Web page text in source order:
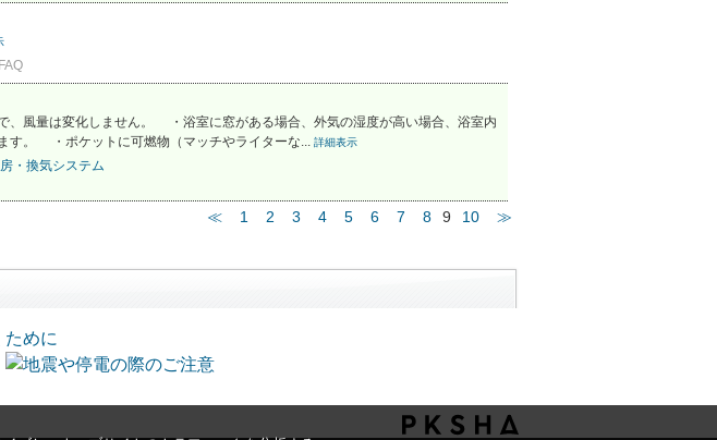
ん。 ・浴室に窓がある場合、外気の湿度が高い場合、浴室内
。 ・ポケットに可燃物（マッチやライターな... 詳細表示
・換気システム
≪ 1 2 3 4 5 6 7 8 9 10 ≫